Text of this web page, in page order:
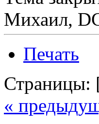
Михаил,
Печать
Страницы:
«